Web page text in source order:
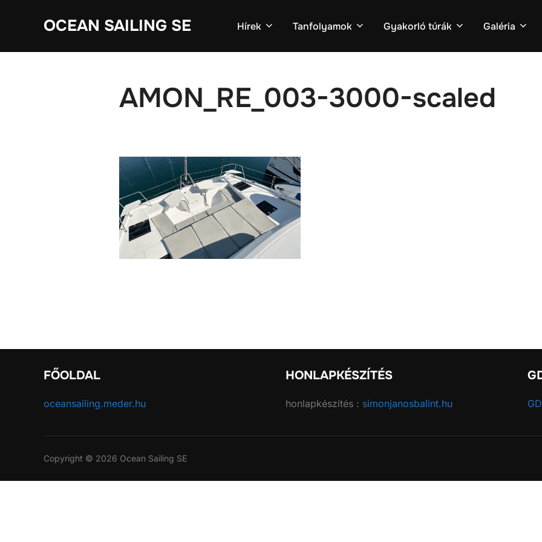
OCEAN SAILING SE Hírek Tanfolyamok Gyakorló túrák Galéria
AMON_RE_003-3000-scaled
FŐOLDAL
oceansailing.meder.hu
HONLAPKÉSZÍTÉS
honlapkészítés : simonjanosbalint.hu
Copyright © 2026 Ocean Sailing SE